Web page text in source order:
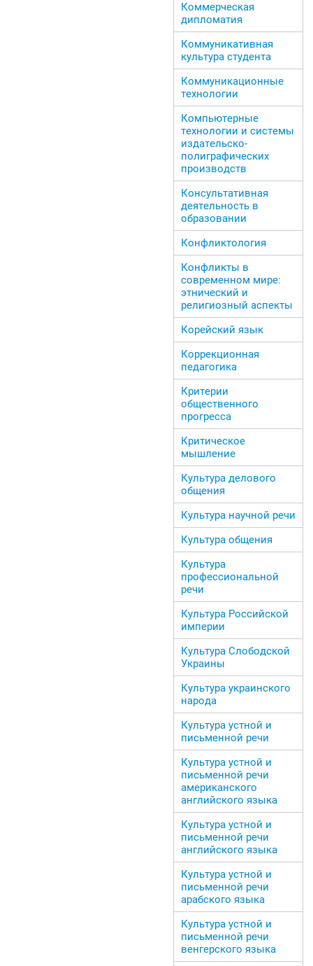
Коммерческая
дипломатия
Коммуникативная
культура студента
Коммуникационные
технологии
Компьютерные
технологии и системы
издательско-
полиграфических
производств
Консультативная
деятельность в
образовании
Конфликтология
Конфликты в
современном мире:
этнический и
религиозный аспекты
Корейский язык
Коррекционная
педагогика
Критерии
общественного
прогресса
Критическое
мышление
Культура делового
общения
Культура научной речи
Культура общения
Культура
профессиональной
речи
Культура Российской
империи
Культура Слободской
Украины
Культура украинского
народа
Культура устной и
письменной речи
Культура устной и
письменной речи
американского
английского языка
Культура устной и
письменной речи
английского языка
Культура устной и
письменной речи
арабского языка
Культура устной и
письменной речи
венгерского языка